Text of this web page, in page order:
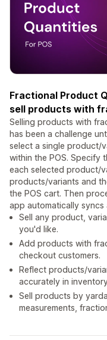
Fractional Product
sell products with
Selling products with
has been a challenge
select a single product/
within the POS. Specify
each selected product/
products/variants and
the POS cart. Then
app automatically
Sell any product,
you'd like.
Add products with
checkout customers.
Reflect products/
accurately in
Sell products by
measurements,